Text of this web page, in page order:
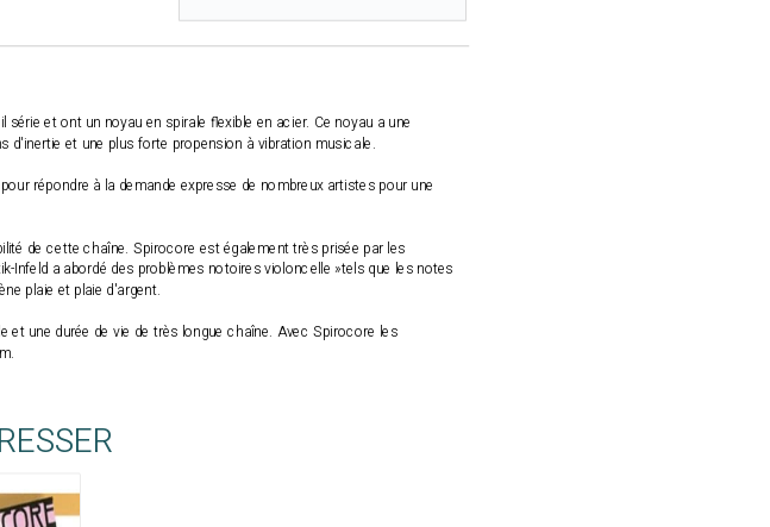
et ont un noyau en spirale flexible en acier. Ce noyau a une
d'inertie et une plus forte propension à vibration musicale.
répondre à la demande expresse de nombreux artistes pour une
de cette chaîne. Spirocore est également très prisée par les
a abordé des problèmes notoires violoncelle »tels que les notes
plaie et plaie d'argent.
une durée de vie de très longue chaîne. Avec Spirocore les